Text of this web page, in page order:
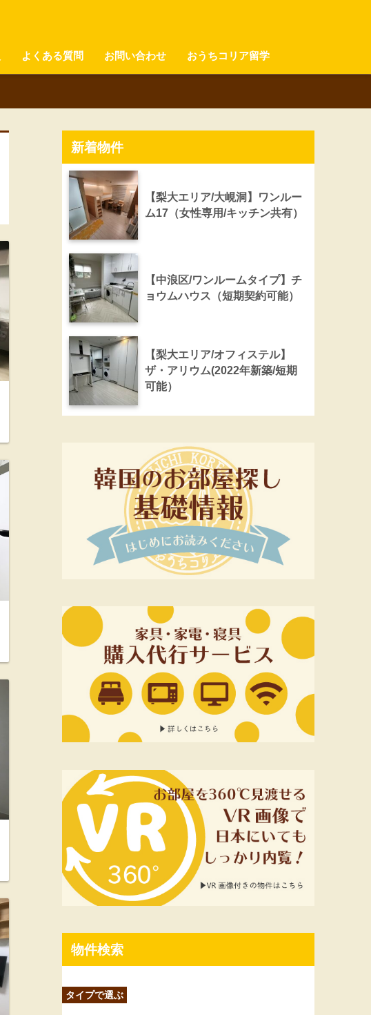
よくある質問 お問い合わせ おうちコリア留学
新着物件
【梨大エリア/大峴洞】ワンルー
ム17（女性専用/キッチン共有）
【中浪区/ワンルームタイプ】チ
ョウムハウス（短期契約可能）
【梨大エリア/オフィステル】
ザ・アリウム(2022年新築/短期
可能）
物件検索
タイプで選ぶ